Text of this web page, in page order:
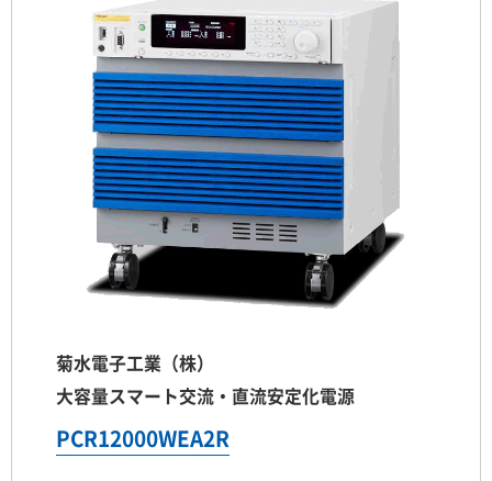
菊水電子工業（株）
大容量スマート交流・直流安定化電源
PCR12000WEA2R